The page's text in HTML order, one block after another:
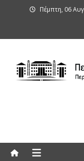
Πέμπτη, 06